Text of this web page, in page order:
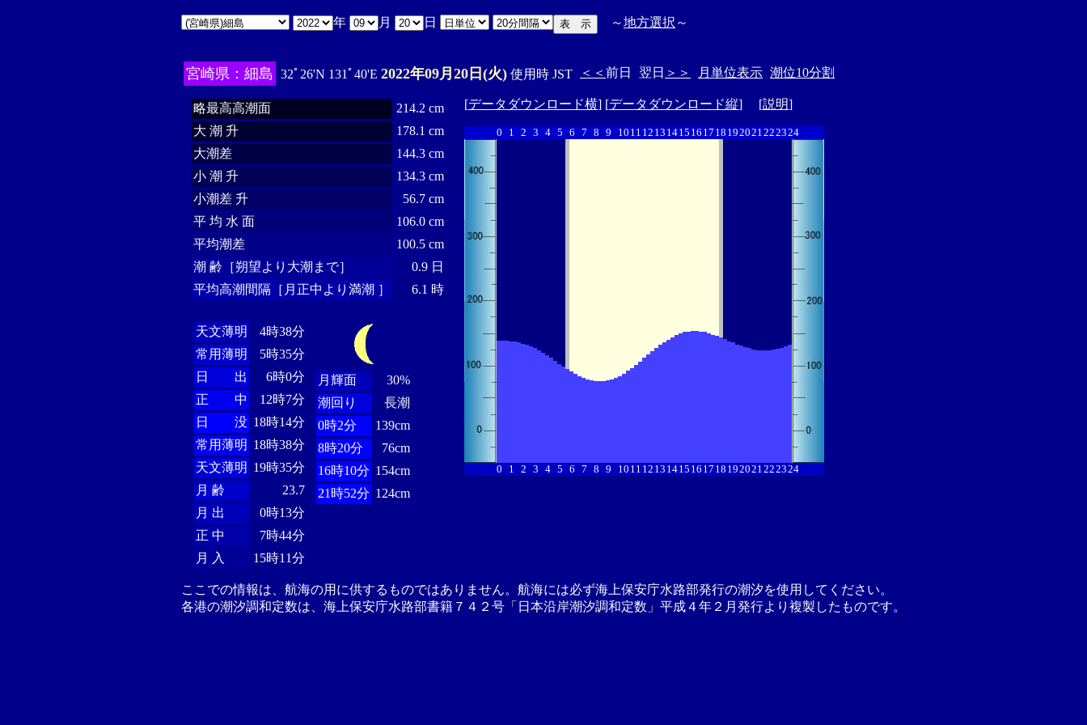
年 月 日 ～地方選択 ～
宮崎県：細島 32ﾟ26'N 131ﾟ40'E 2022年09月20日(火) 使用時 JST ＜＜ 前日 翌日 ＞＞ 月単位表示 潮位10分割
略最高高潮面
214.2 cm
大 潮 升
178.1 cm
大潮差
144.3 cm
小 潮 升
134.3 cm
小潮差 升
56.7 cm
平 均 水 面
106.0 cm
平均潮差
100.5 cm
潮 齢［朔望より大潮まで］
0.9 日
平均高潮間隔［月正中より満潮 ］
6.1 時
天文薄明
4時38分
常用薄明
5時35分
日 出
6時0分
正 中
12時7分
日 没 18時14分
常用薄明 18時38分
天文薄明 19時35分
月 齢
23.7
月 出
0時13分
正 中
7時44分
月 入
15時11分
月輝面
30%
潮回り
長潮
0時2分
139cm
8時20分
76cm
16時10分 154cm
21時52分 124cm
[データダウンロード横] [データダウンロード縦] [説明]
0 1 2 3 4 5 6 7 8 9 10 11 12 13 1415 16 17 18 192021222324
0 1 2 3 4 5 6 7 8 9 10 11 12 13 1415 16 17 18 192021222324
ここでの情報は、航海の用に供するものではありません。航海には必ず海上保安庁水路部発行の潮汐を使用してください。
各港の潮汐調和定数は、海上保安庁水路部書籍７４２号「日本沿岸潮汐調和定数」平成４年２月発行より複製したものです。